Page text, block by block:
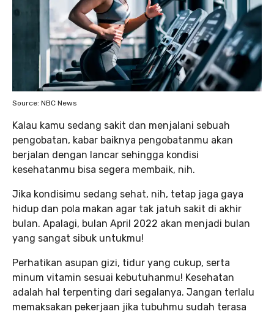
Source: NBC News
Kalau kamu sedang sakit dan menjalani sebuah
pengobatan, kabar baiknya pengobatanmu akan
berjalan dengan lancar sehingga kondisi
kesehatanmu bisa segera membaik, nih.
Jika kondisimu sedang sehat, nih, tetap jaga gaya
hidup dan pola makan agar tak jatuh sakit di akhir
bulan. Apalagi, bulan April 2022 akan menjadi bulan
yang sangat sibuk untukmu!
Perhatikan asupan gizi, tidur yang cukup, serta
minum vitamin sesuai kebutuhanmu! Kesehatan
adalah hal terpenting dari segalanya. Jangan terlalu
memaksakan pekerjaan jika tubuhmu sudah terasa